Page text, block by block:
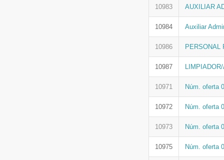
10983 AUXILIAR
10984 Auxiliar
10986 PERSONAL
10987
10971 Núm. oferta
10972 Núm. oferta
10973 Núm. oferta
10975 Núm. oferta